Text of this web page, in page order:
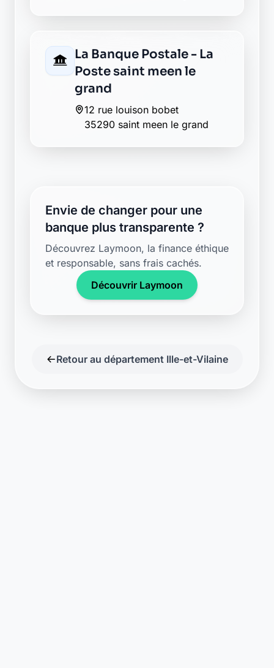
La Banque Postale - La
Poste saint meen le
grand
12 rue louison bobet
35290 saint meen le grand
Envie de changer pour une
banque plus transparente ?
Découvrez Laymoon, la finance éthique
et responsable, sans frais cachés.
Découvrir Laymoon
Retour au département Ille-et-Vilaine